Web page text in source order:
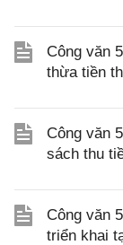
Công văn
thừa tiền
Công văn
sách thu
Công văn
triển khai